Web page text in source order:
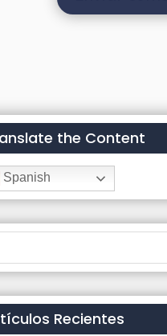
the Content
Spanish
Recientes